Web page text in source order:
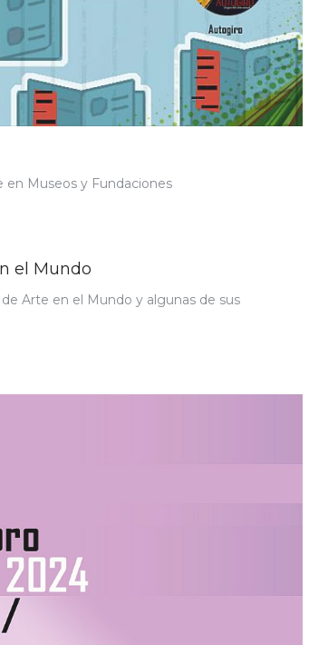
en Museos y Fundaciones
el Mundo
Arte en el Mundo y algunas de sus